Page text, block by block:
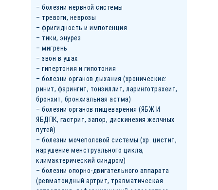
– болезни нервной системы
– тревоги, неврозы
– фригидность и импотенция
– тики, энурез
– мигрень
– звон в ушах
– гипертония и гипотония
– болезни органов дыхания (хронические:
ринит, фарингит, тонзиллит, ларинготрахеит,
бронхит, бронхиальная астма)
– болезни органов пищеварения (ЯБЖ И
ЯБДПК, гастрит, запор, дискинезия желчных
путей)
– болезни мочеполовой системы (хр. цистит,
нарушение менструального цикла,
климактерический синдром)
– болезни опорно-двигательного аппарата
(ревматоидный артрит, травматическая